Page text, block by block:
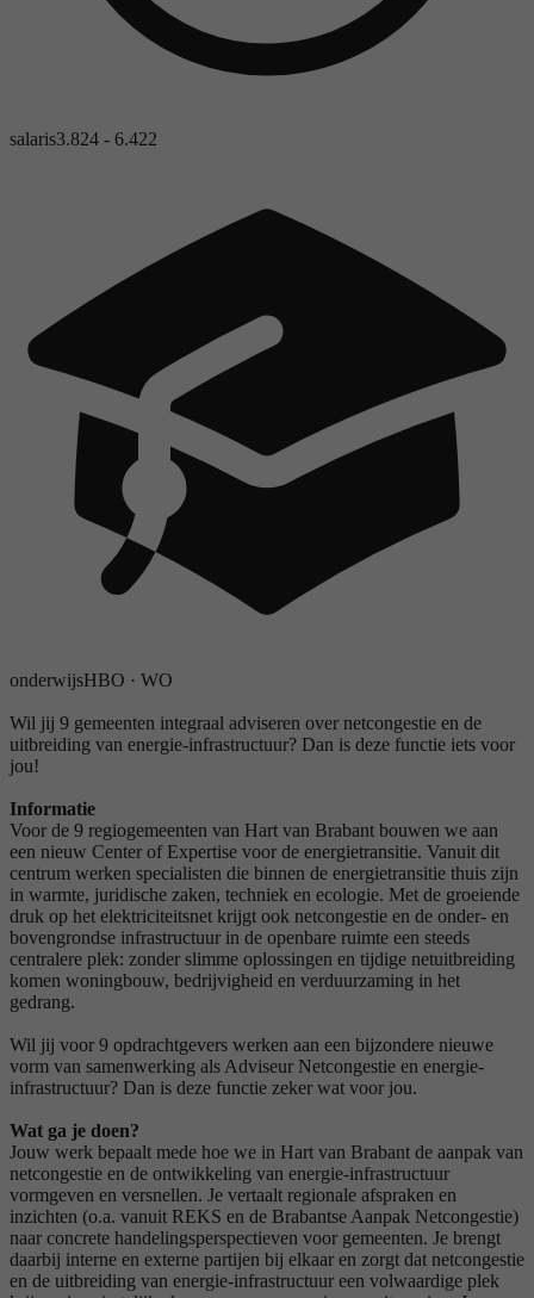
salaris3.824 - 6.422
onderwijsHBO · WO
Wil jij 9 gemeenten integraal adviseren over netcongestie en de
uitbreiding van energie-infrastructuur? Dan is deze functie iets voor
jou!
Informatie
Voor de 9 regiogemeenten van Hart van Brabant bouwen we aan
een nieuw Center of Expertise voor de energietransitie. Vanuit dit
centrum werken specialisten die binnen de energietransitie thuis zijn
in warmte, juridische zaken, techniek en ecologie. Met de groeiende
druk op het elektriciteitsnet krijgt ook netcongestie en de onder- en
bovengrondse infrastructuur in de openbare ruimte een steeds
centralere plek: zonder slimme oplossingen en tijdige netuitbreiding
komen woningbouw, bedrijvigheid en verduurzaming in het
gedrang.
Wil jij voor 9 opdrachtgevers werken aan een bijzondere nieuwe
vorm van samenwerking als Adviseur Netcongestie en energie-
infrastructuur? Dan is deze functie zeker wat voor jou.
Wat ga je doen?
Jouw werk bepaalt mede hoe we in Hart van Brabant de aanpak van
netcongestie en de ontwikkeling van energie-infrastructuur
vormgeven en versnellen. Je vertaalt regionale afspraken en
inzichten (o.a. vanuit REKS en de Brabantse Aanpak Netcongestie)
naar concrete handelingsperspectieven voor gemeenten. Je brengt
daarbij interne en externe partijen bij elkaar en zorgt dat netcongestie
en de uitbreiding van energie-infrastructuur een volwaardige plek